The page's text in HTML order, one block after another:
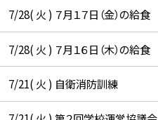
7/28( 火 ) ７月１７日（金）の給食
7/28( 火 ) ７月１６日（木）の給食
7/21( 火 ) 自衛消防訓練